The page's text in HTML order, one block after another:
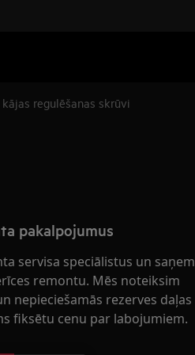
regulēšanas skrūvi
pakalpojumus
servisa speciālistus un saņem
remontu. Mēs noteiksim
nepieciešamās rezerves daļas
fiksētu cenu par labojumiem.